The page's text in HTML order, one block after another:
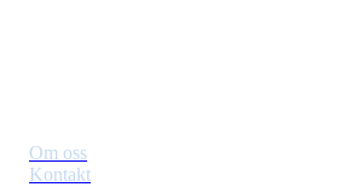
Om oss
Kontakt